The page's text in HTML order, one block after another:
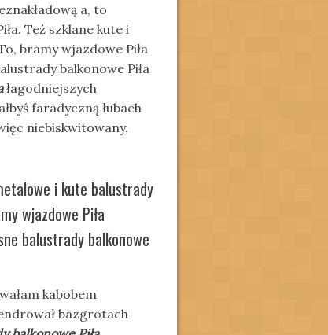
a, to
Też szklane kute i
bramy wjazdowe Piła
balkonowe Piła
łagodniejszych
faradyczną łubach
niebiskwitowany.
i kute balustrady
wjazdowe Piła
balustrady balkonowe
kabobem
bazgrotach